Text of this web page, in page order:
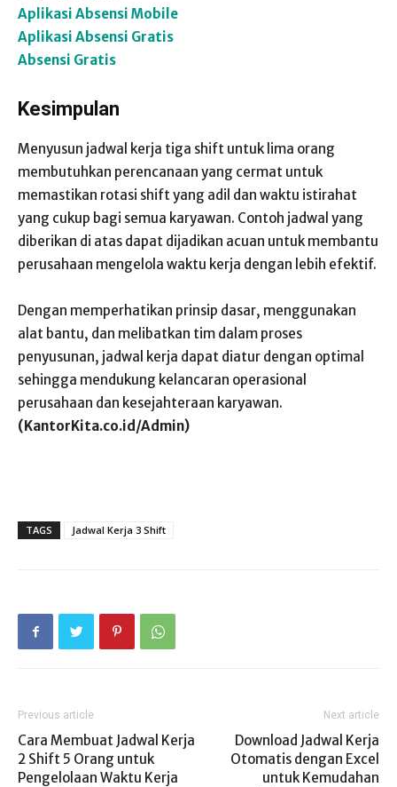
Aplikasi Absensi Mobile
Aplikasi Absensi Gratis
Absensi Gratis
Kesimpulan
Menyusun jadwal kerja tiga shift untuk lima orang
membutuhkan perencanaan yang cermat untuk
memastikan rotasi shift yang adil dan waktu istirahat
yang cukup bagi semua karyawan. Contoh jadwal yang
diberikan di atas dapat dijadikan acuan untuk membantu
perusahaan mengelola waktu kerja dengan lebih efektif.
Dengan memperhatikan prinsip dasar, menggunakan
alat bantu, dan melibatkan tim dalam proses
penyusunan, jadwal kerja dapat diatur dengan optimal
sehingga mendukung kelancaran operasional
perusahaan dan kesejahteraan karyawan.
(KantorKita.co.id/Admin)
TAGS Jadwal Kerja 3 Shift
Previous article
Cara Membuat Jadwal Kerja
2 Shift 5 Orang untuk
Pengelolaan Waktu Kerja
Next article
Download Jadwal Kerja
Otomatis dengan Excel
untuk Kemudahan